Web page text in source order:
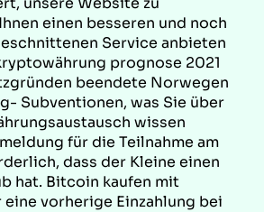
einen besseren und noch
Service anbieten
prognose 2021
beendete Norwegen
Subventionen, was Sie über
wissen
für die Teilnahme am
dass der Kleine einen
hat. Bitcoin kaufen mit
vorherige Einzahlung bei